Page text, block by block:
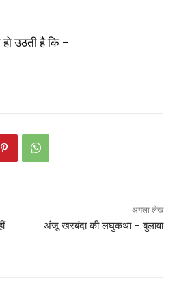
हो उठती है कि –
अगला लेख
अंजू खरबंदा की लघुकथा – बुलावा